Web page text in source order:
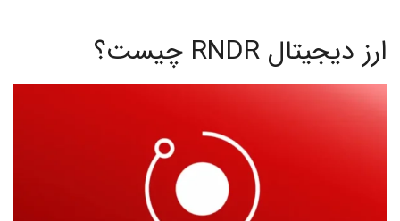
ارز دیجیتال RNDR چیست؟